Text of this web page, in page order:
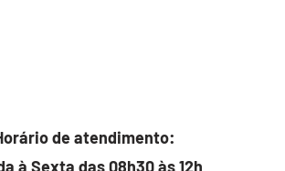
de atendimento:
à Sexta das 08h30 às 12h